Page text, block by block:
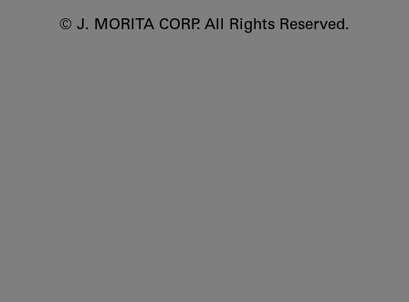
© J. MORITA CORP. All Rights Reserved.